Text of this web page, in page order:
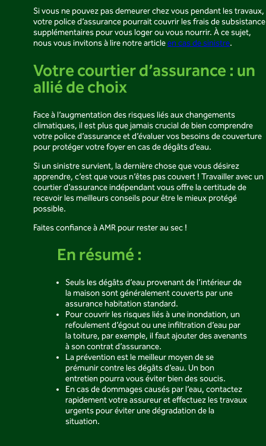
Si vous ne pouvez pas demeurer chez vous pendant les travaux,
votre police d’assurance pourrait couvrir les frais de subsistance
supplémentaires pour vous loger ou vous nourrir. À ce sujet,
nous vous invitons à lire notre articleen cas de sinistre.
Votre courtier d’assurance : un
allié de choix
Face à l’augmentation des risques liés aux changements
climatiques, il est plus que jamais crucial de bien comprendre
votre police d’assurance et d’évaluer vos besoins de couverture
pour protéger votre foyer en cas de dégâts d’eau.
Si un sinistre survient, la dernière chose que vous désirez
apprendre, c’est que vous n’êtes pas couvert ! Travailler avec un
courtier d’assurance indépendant vous offre la certitude de
recevoir les meilleurs conseils pour être le mieux protégé
possible.
Faites confiance à AMR pour rester au sec !
En résumé :
Seuls les dégâts d’eau provenant de l’intérieur de
la maison sont généralement couverts par une
assurance habitation standard.
Pour couvrir les risques liés à une inondation, un
refoulement d’égout ou une infiltration d’eau par
la toiture, par exemple, il faut ajouter des avenants
à son contrat d’assurance.
La prévention est le meilleur moyen de se
prémunir contre les dégâts d’eau. Un bon
entretien pourra vous éviter bien des soucis.
En cas de dommages causés par l’eau, contactez
rapidement votre assureur et effectuez les travaux
urgents pour éviter une dégradation de la
situation.